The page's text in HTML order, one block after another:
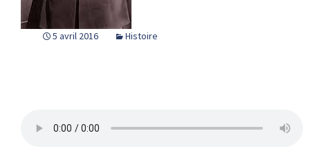
5 avril 2016 Histoire